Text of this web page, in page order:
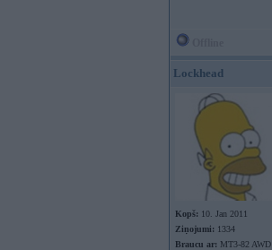
Lockhead
Kopš: 10. Jan 2011
Ziņojumi: 1334
Braucu ar: MT3-82 AWD